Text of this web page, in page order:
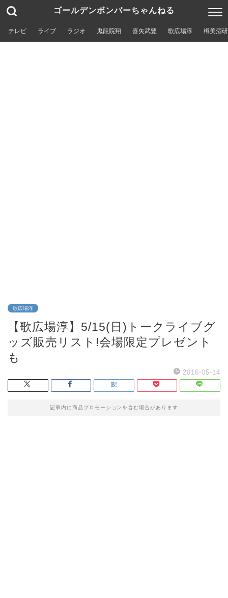
ゴールデンボンバーちゃんねる
テレビ ライブ ラジオ 鬼龍院翔 喜矢武豊 歌広場淳 樽美酒
歌広場淳
【歌広場淳】5/15(日)トークライブグ
ッズ販売リスト!会場限定プレゼント
も
2016-05-14
記事内に商品プロモーションを含む場合があります